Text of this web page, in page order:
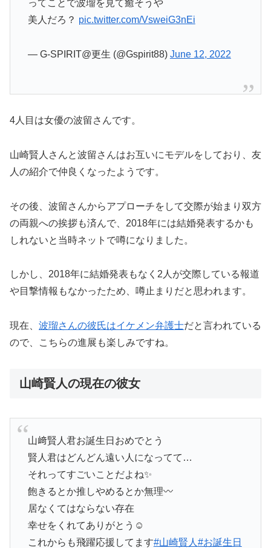
ってことで波瑠を見て癒そうや
美人だろ？ pic.twitter.com/VsweiG3nEi
— G-SPIRIT@更生 (@Gspirit88) June 12, 2022
4人目は女優の波留さんです。
山崎賢人さんと波留さんはお互いにモデルをしており、友
人の紹介で仲良くなったようです。
その後、波留さんからアプローチをして交際が始まり双方
の両親への挨拶も済んで、2018年には結婚発表するかも
しれないと当時ネットで噂になりました。
しかし、2018年に結婚発表もなく2人が交際している報道
や目撃情報もなかったため、噂止まりだと思われます。
現在、 波瑠さんの彼氏はイケメン弁護士だと言われている
ので、こちらの進展も楽しみですね。
山崎賢人の現在の彼女
山﨑賢人君お誕生日おめでとう
賢人君はどんどん遠い人になってて…
それってすごいことだよね✨
飽きるとか推しやめるとか無理〰︎
居なくてはならない存在
幸せをくれてありがとう☺️
これからも飛躍応援してます#山崎賢人 #お誕生日